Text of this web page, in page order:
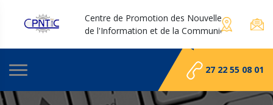
Centre de Promotion des Nouvelles Technologies
de l'Information et de la Communication
27 22 55 08 01